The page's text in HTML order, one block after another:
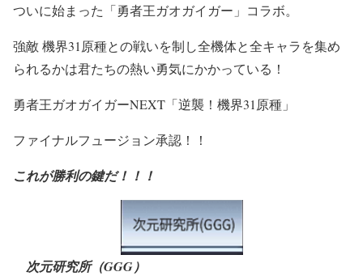
ついに始まった「勇者王ガオガイガー」コラボ。
強敵 機界31原種との戦いを制し全機体と全キャラを集め
られるかは君たちの熱い勇気にかかっている！
勇者王ガオガイガーNEXT「逆襲！機界31原種」
ファイナルフュージョン承認！！
これが勝利の鍵だ！！！
次元研究所（GGG）